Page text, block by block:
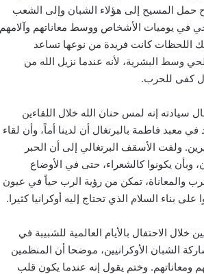
حمل المسيح إلى هؤلاء الشبان وإلى الشعب
في يوميات الأشخاص ووسط معاناتهم وآلامهم
اللحظات كانت فريدة من نوعها تساعد
وسط البشرية، لأنه عندما نزيل الله من
كفى للحرب.
سيادته إنه لمس حنان الله خلال اللقاءين
فاطمة بالبرتغال أن لدينا أماً، وأن لقاء
ولفت الأسقف البرتغالي إلى أن الحبر
وبأن يكونوا كالشعراء، حتى في الأوضاع
والمعاناة، تمكن من رؤية الرب حياً في عيون
بناء السلام الذي تحتاج إليه أوكرانيا كثيرا.
الاحتفال بالأيام العالمية للشبيبة في
الشبان الأوكرانيين، موضحا أن المنظمين
ومعاناتهم. وختم يقول إنه عندما يكون قلب
بيان مسكوني مشترك حول اتساع نطاق
الصراع في الشرق الأوسط
الكاردينال بيتسابالا: الكنيسة لن تتخلى أبدًا
عن المحتاجين في غزة